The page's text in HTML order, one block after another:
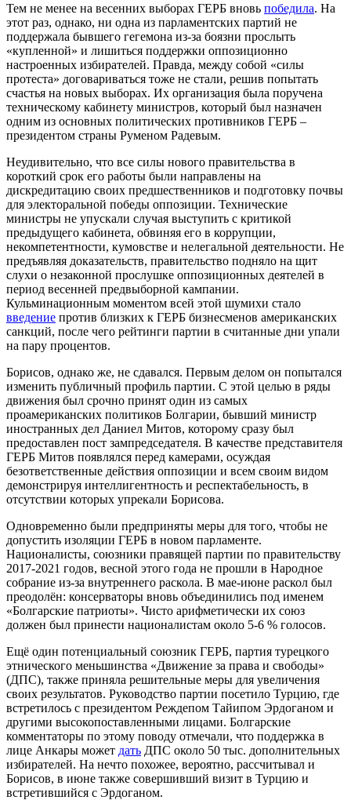
Тем не менее на весенних выборах ГЕРБ вновь победила. На
этот раз, однако, ни одна из парламентских партий не
поддержала бывшего гегемона из-за боязни прослыть
«купленной» и лишиться поддержки оппозиционно
настроенных избирателей. Правда, между собой «силы
протеста» договариваться тоже не стали, решив попытать
счастья на новых выборах. Их организация была поручена
техническому кабинету министров, который был назначен
одним из основных политических противников ГЕРБ –
президентом страны Руменом Радевым.
Неудивительно, что все силы нового правительства в
короткий срок его работы были направлены на
дискредитацию своих предшественников и подготовку почвы
для электоральной победы оппозиции. Технические
министры не упускали случая выступить с критикой
предыдущего кабинета, обвиняя его в коррупции,
некомпетентности, кумовстве и нелегальной деятельности. Не
предъявляя доказательств, правительство подняло на щит
слухи о незаконной прослушке оппозиционных деятелей в
период весенней предвыборной кампании.
Кульминационным моментом всей этой шумихи стало
введение против близких к ГЕРБ бизнесменов американских
санкций, после чего рейтинги партии в считанные дни упали
на пару процентов.
Борисов, однако же, не сдавался. Первым делом он попытался
изменить публичный профиль партии. С этой целью в ряды
движения был срочно принят один из самых
проамериканских политиков Болгарии, бывший министр
иностранных дел Даниел Митов, которому сразу был
предоставлен пост зампредседателя. В качестве представителя
ГЕРБ Митов появлялся перед камерами, осуждая
безответственные действия оппозиции и всем своим видом
демонстрируя интеллигентность и респектабельность, в
отсутствии которых упрекали Борисова.
Одновременно были предприняты меры для того, чтобы не
допустить изоляции ГЕРБ в новом парламенте.
Националисты, союзники правящей партии по правительству
2017-2021 годов, весной этого года не прошли в Народное
собрание из-за внутреннего раскола. В мае-июне раскол был
преодолён: консерваторы вновь объединились под именем
«Болгарские патриоты». Чисто арифметически их союз
должен был принести националистам около 5-6 % голосов.
Ещё один потенциальный союзник ГЕРБ, партия турецкого
этнического меньшинства «Движение за права и свободы»
(ДПС), также приняла решительные меры для увеличения
своих результатов. Руководство партии посетило Турцию, где
встретилось с президентом Реждепом Тайипом Эрдоганом и
другими высокопоставленными лицами. Болгарские
комментаторы по этому поводу отмечали, что поддержка в
лице Анкары может дать ДПС около 50 тыс. дополнительных
избирателей. На нечто похожее, вероятно, рассчитывал и
Борисов, в июне также совершивший визит в Турцию и
встретившийся с Эрдоганом.